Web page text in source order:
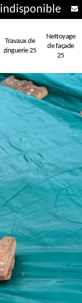
indisponible
Travaux de
zinguerie 25
Nettoyage
de façade
25